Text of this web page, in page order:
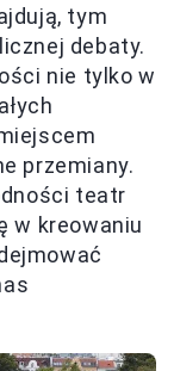
tym
debaty.
nie tylko w
przemiany.
teatr
w kreowaniu